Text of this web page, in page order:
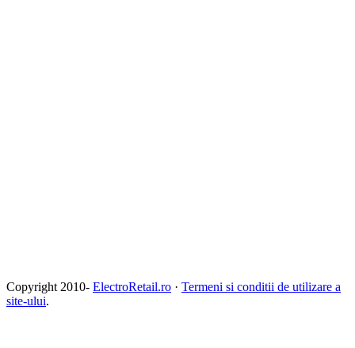
Copyright 2010- ElectroRetail.ro · Termeni si conditii de utilizare a
site-ului.